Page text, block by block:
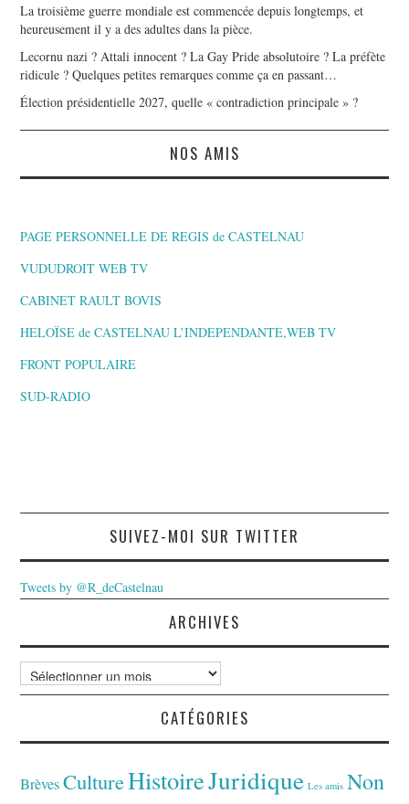
La troisième guerre mondiale est commencée depuis longtemps, et
heureusement il y a des adultes dans la pièce.
Lecornu nazi ? Attali innocent ? La Gay Pride absolutoire ? La préfète
ridicule ? Quelques petites remarques comme ça en passant…
Élection présidentielle 2027, quelle « contradiction principale » ?
NOS AMIS
PAGE PERSONNELLE DE REGIS de CASTELNAU
VUDUDROIT WEB TV
CABINET RAULT BOVIS
HELOÏSE de CASTELNAU L’INDEPENDANTE,WEB TV
FRONT POPULAIRE
SUD-RADIO
SUIVEZ-MOI SUR TWITTER
Tweets by @R_deCastelnau
ARCHIVES
Archives
CATÉGORIES
Brèves CultureHistoireJuridique Les amis Non